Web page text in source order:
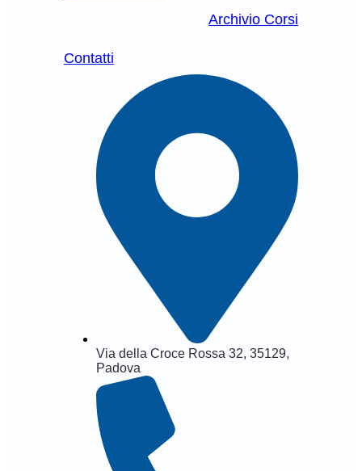
Archivio Corsi
Contatti
Via della Croce Rossa 32, 35129,
Padova